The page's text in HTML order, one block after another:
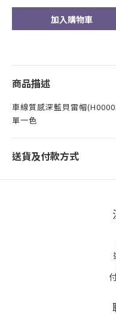
加入購物車
商品描述
車線質感深藍貝雷帽
單一色
送貨及付款方式